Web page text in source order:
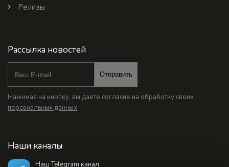
Релизы
Рассылка новостей
Отправить
Нажимая на кнопку, вы даете согласие на обработку своих
персональных данных
Наши каналы
Наш Telegram канал